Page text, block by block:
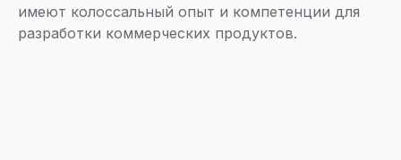
имеют колоссальный опыт и компетенции для
разработки коммерческих продуктов.